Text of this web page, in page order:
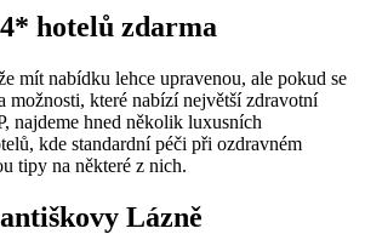
hotelů zdarma
mít nabídku lehce upravenou, ale pokud se
možnosti, které nabízí největší zdravotní
najdeme hned několik luxusních
kde standardní péči při ozdravném
tipy na některé z nich.
Lázně